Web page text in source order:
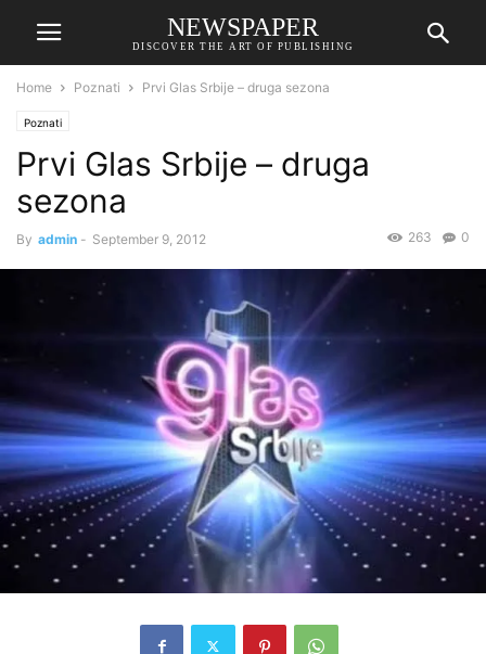
NEWSPAPER
DISCOVER THE ART OF PUBLISHING
Home Poznati Prvi Glas Srbije – druga sezona
Poznati
Prvi Glas Srbije – druga
sezona
By admin - September 9, 2012 0
263